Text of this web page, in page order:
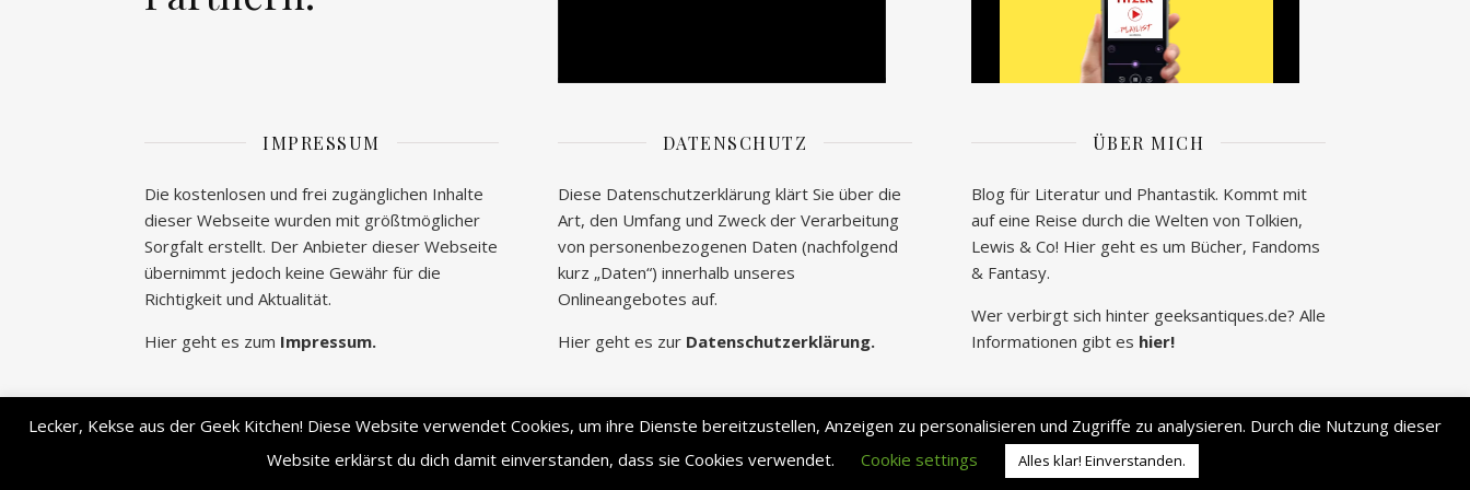
IMPRESSUM
Die kostenlosen und frei zugänglichen Inhalte
dieser Webseite wurden mit größtmöglicher
Sorgfalt erstellt. Der Anbieter dieser Webseite
übernimmt jedoch keine Gewähr für die
Richtigkeit und Aktualität.
Hier geht es zum Impressum.
DATENSCHUTZ
Diese Datenschutzerklärung klärt Sie über die
Art, den Umfang und Zweck der Verarbeitung
von personenbezogenen Daten (nachfolgend
kurz „Daten“) innerhalb unseres
Onlineangebotes auf.
Hier geht es zur Datenschutzerklärung.
ÜBER MICH
Blog für Literatur und Phantastik. Kommt mit
auf eine Reise durch die Welten von Tolkien,
Lewis & Co! Hier geht es um Bücher, Fandoms
& Fantasy.
Wer verbirgt sich hinter geeksantiques.de? Alle
Informationen gibt es hier!
2026 © geek's Antiques by Lisa Carina Immel
WP Royal.
Lecker, Kekse aus der Geek Kitchen! Diese Website verwendet Cookies, um ihre Dienste bereitzustellen, Anzeigen zu personalisieren und Zugriffe zu analysieren. Durch die Nutzung dieser
Website erklärst du dich damit einverstanden, dass sie Cookies verwendet.
Cookie settings Alles klar! Einverstanden.